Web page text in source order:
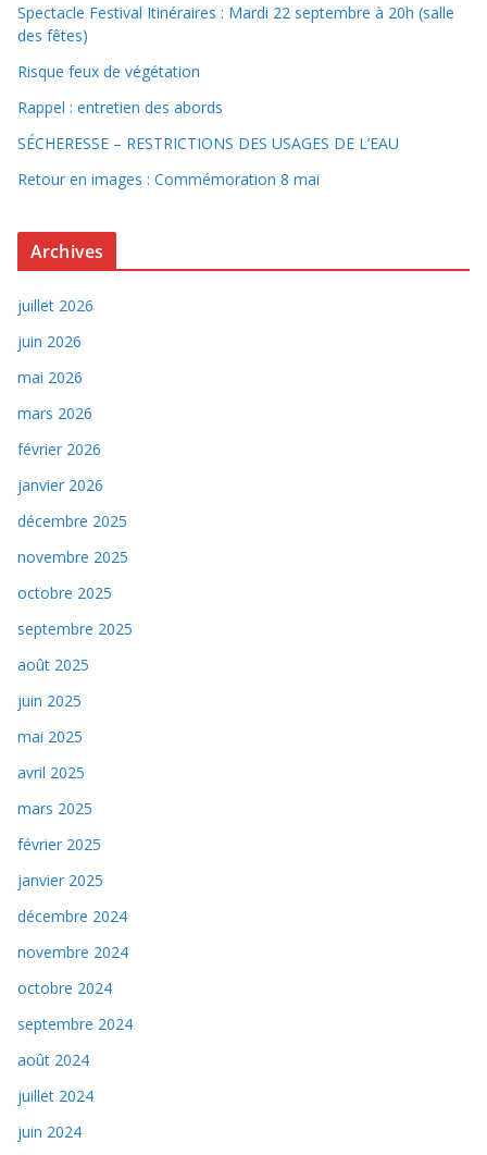
Spectacle Festival Itinéraires : Mardi 22 septembre à 20h (salle
des fêtes)
Risque feux de végétation
Rappel : entretien des abords
SÉCHERESSE – RESTRICTIONS DES USAGES DE L’EAU
Retour en images : Commémoration 8 mai
Archives
juillet 2026
juin 2026
mai 2026
mars 2026
février 2026
janvier 2026
décembre 2025
novembre 2025
octobre 2025
septembre 2025
août 2025
juin 2025
mai 2025
avril 2025
mars 2025
février 2025
janvier 2025
décembre 2024
novembre 2024
octobre 2024
septembre 2024
août 2024
juillet 2024
juin 2024